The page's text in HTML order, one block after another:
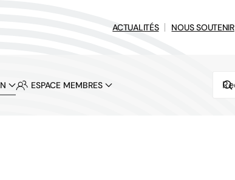
ACTUALITÉS NOUS SOUTENIR
ESPACE MEMBRES